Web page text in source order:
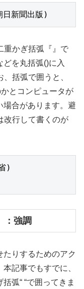
日新聞出版)
重かぎ括弧『』で
を丸括弧()に入
括弧で囲うと、
とコンピュータが
場合があります。避
改行して書くのが
)
：強調
りするためのアク
記事でもすでに、
弧“ “で囲ってきま